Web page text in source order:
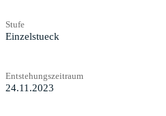
Stufe
Einzelstueck
Entstehungszeitraum
24.11.2023